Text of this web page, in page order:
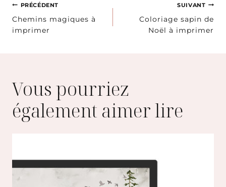
Navigation
de
PRÉCÉDENT
Chemins magiques à
imprimer
SUIVANT
Coloriage sapin de
Noël à imprimer
Vous pourriez
également aimer lire